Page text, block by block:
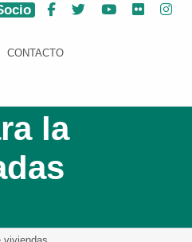
CONTACTO
Facebook
Twitter YouTube
Flickr
la